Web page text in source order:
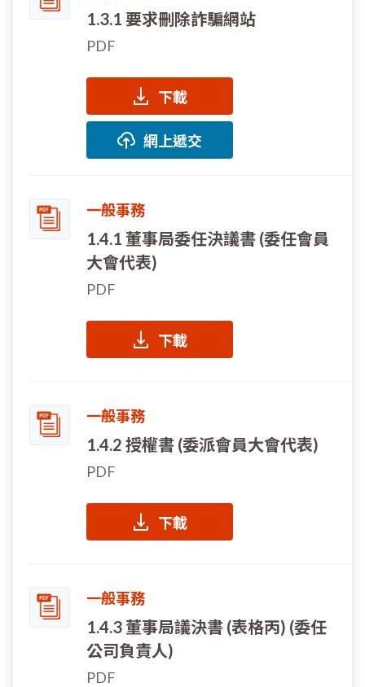
1.3.1 要求刪除詐騙網站
PDF
下載
網上遞交
一般事務
1.4.1 董事局委任決議書 (委任會員
大會代表)
PDF
下載
一般事務
1.4.2 授權書 (委派會員大會代表)
PDF
下載
一般事務
1.4.3 董事局議決書 (表格丙) (委任
公司負責人)
PDF